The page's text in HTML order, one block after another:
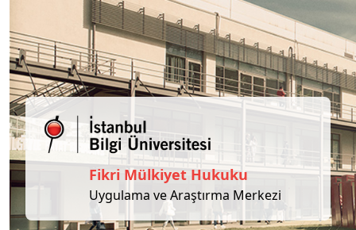
Fikri Mülkiyet Hukuku
Uygulama ve Araştırma Merkezi